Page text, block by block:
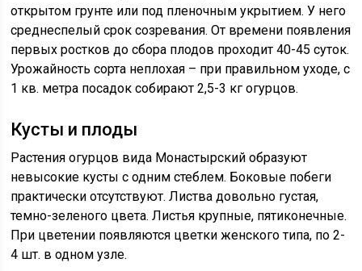
открытом грунте или под пленочным укрытием. У него
среднеспелый срок созревания. От времени появления
первых ростков до сбора плодов проходит 40-45 суток.
Урожайность сорта неплохая – при правильном уходе, с
1 кв. метра посадок собирают 2,5-3 кг огурцов.
Кусты и плоды
Растения огурцов вида Монастырский образуют
невысокие кусты с одним стеблем. Боковые побеги
практически отсутствуют. Листва довольно густая,
темно-зеленого цвета. Листья крупные, пятиконечные.
При цветении появляются цветки женского типа, по 2-
4 шт. в одном узле.